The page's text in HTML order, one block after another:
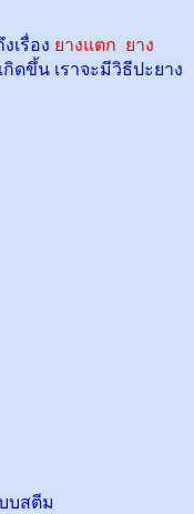
เรื่อง ยางแตก ยาง
ดขึ้น เราจะมีวิธีปะยาง
บสตีม